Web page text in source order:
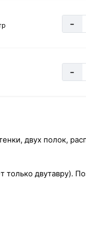
-
-
двух полок,
только двутавру).